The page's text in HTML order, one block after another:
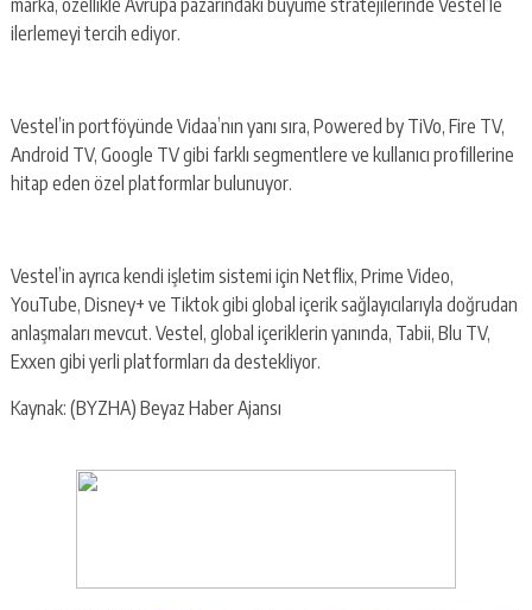
ilerlemeyi tercih ediyor.
Vestel’in portföyünde Vidaa’nın yanı sıra, Powered by TiVo, Fire TV,
Android TV, Google TV gibi farklı segmentlere ve kullanıcı profillerine
hitap eden özel platformlar bulunuyor.
Vestel’in ayrıca kendi işletim sistemi için Netflix, Prime Video,
YouTube, Disney+ ve Tiktok gibi global içerik sağlayıcılarıyla doğrudan
anlaşmaları mevcut. Vestel, global içeriklerin yanında, Tabii, Blu TV,
Exxen gibi yerli platformları da destekliyor.
Kaynak: (BYZHA) Beyaz Haber Ajansı